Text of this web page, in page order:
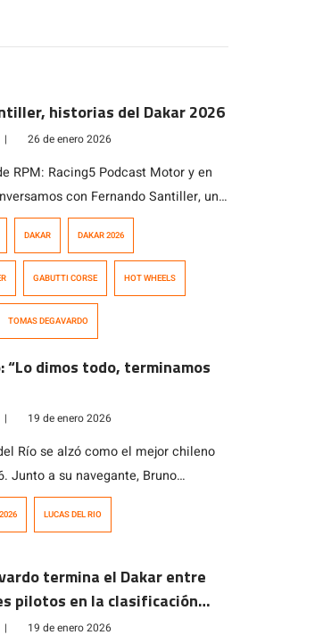
historias del Dakar 2026
| 26 de enero 2026
RPM: Racing5 Podcast Motor y en
con Fernando Santiller, un
motos y el motociclismo que
le llevó a desempeñarse como
nacional en el […]
DAKAR DAKAR 2026
GABUTTI CORSE HOT WHEELS
TOMAS DEGAVARDO
“Lo dimos todo, terminamos
| 19 de enero 2026
Río se alzó como el mejor chileno
Junto a su navegante, Bruno
en la cuarta posición a 77 segundos
LUCAS DEL RIO
termina el Dakar entre
pilotos en la clasificación
| 19 de enero 2026